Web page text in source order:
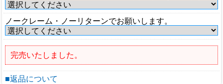
ノークレーム・ノーリターンでお願いします。
完売いたしました。
■返品について